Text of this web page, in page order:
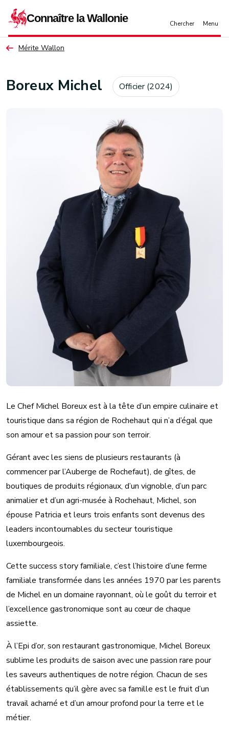
Mérite Wallon
Boreux Michel Officier (2024)
Le Chef Michel Boreux est à la tête d’un empire culinaire et
touristique dans sa région de Rochehaut qui n’a d’égal que
son amour et sa passion pour son terroir.
Gérant avec les siens de plusieurs restaurants (à
commencer par l’Auberge de Rochefaut), de gîtes, de
boutiques de produits régionaux, d’un vignoble, d’un parc
animalier et d’un agri-musée à Rochehaut, Michel, son
épouse Patricia et leurs trois enfants sont devenus des
leaders incontournables du secteur touristique
luxembourgeois.
Cette success story familiale, c’est l’histoire d’une ferme
familiale transformée dans les années 1970 par les parents
de Michel en un domaine rayonnant, où le goût du terroir et
l’excellence gastronomique sont au cœur de chaque
assiette.
À l’Epi d’or, son restaurant gastronomique, Michel Boreux
sublime les produits de saison avec une passion rare pour
les saveurs authentiques de notre région. Chacun de ses
établissements qu’il gère avec sa famille est le fruit d’un
travail acharné et d’un amour profond pour la terre et le
métier.